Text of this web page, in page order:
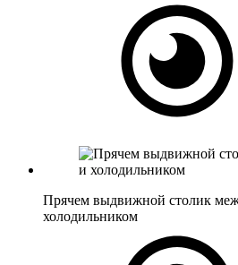
Прячем выдвижной столик
холодильником